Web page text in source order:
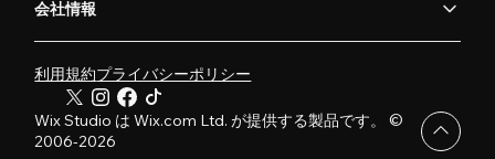
会社情報
利用規約プライバシーポリシー
Wix Studio は Wix.com Ltd. が提供する製品です。 ©
2006-2026